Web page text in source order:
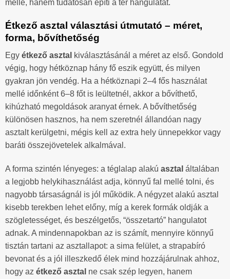
mellé, hanem tudatosan építi a tér hangulatát.
Étkező asztal választási útmutató – méret,
forma, bővíthetőség
Egy étkező asztal kiválasztásánál a méret az első. Gondold
végig, hogy hétköznap hány fő eszik együtt, és milyen
gyakran jön vendég. Ha a hétköznapi 2–4 fős használat
mellé időnként 6–8 főt is leültetnél, akkor a bővíthető,
kihúzható megoldások aranyat érnek. A bővíthetőség
különösen hasznos, ha nem szeretnél állandóan nagy
asztalt kerülgetni, mégis kell az extra hely ünnepekkor vagy
baráti összejövetelek alkalmával.
A forma szintén lényeges: a téglalap alakú asztal általában
a legjobb helykihasználást adja, könnyű fal mellé tolni, és
nagyobb társaságnál is jól működik. A négyzet alakú asztal
kisebb terekben lehet előny, míg a kerek formák oldják a
szögletességet, és beszélgetős, “összetartó” hangulatot
adnak. A mindennapokban az is számít, mennyire könnyű
tisztán tartani az asztallapot: a sima felület, a strapabíró
bevonat és a jól illeszkedő élek mind hozzájárulnak ahhoz,
hogy az étkező asztal ne csak szép legyen, hanem